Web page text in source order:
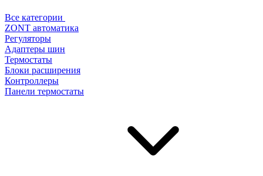
Все категории
ZONT автоматика
Регуляторы
Адаптеры шин
Термостаты
Блоки расширения
Контроллеры
Панели термостаты